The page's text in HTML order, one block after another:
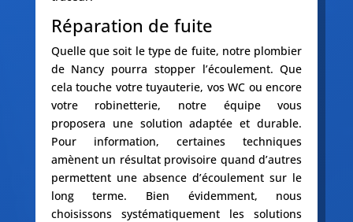
Réparation de fuite
Quelle que soit le type de fuite, notre plombier
de Nancy pourra stopper l’écoulement. Que
cela touche votre tuyauterie, vos WC ou encore
votre robinetterie, notre équipe vous
proposera une solution adaptée et durable.
Pour information, certaines techniques
amènent un résultat provisoire quand d’autres
permettent une absence d’écoulement sur le
long terme. Bien évidemment, nous
choisissons systématiquement les solutions